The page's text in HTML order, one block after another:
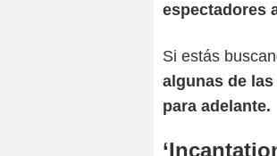
espectadores
Si estás
algunas de
para adelante.